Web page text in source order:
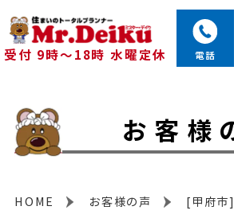
受付 9時～18時 水曜定休 電話
お客様
HOME お客様の声 [甲府市